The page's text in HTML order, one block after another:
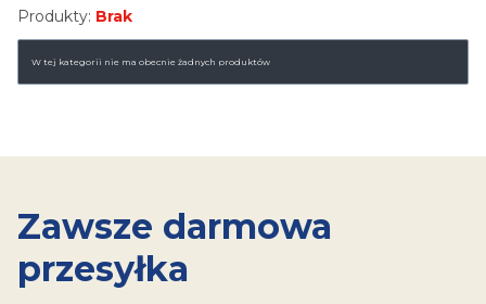
Produkty: Brak
Lista produktów
W tej kategorii nie ma obecnie żadnych produktów
Zawsze darmowa
przesyłka